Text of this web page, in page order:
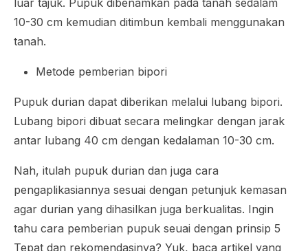
10-30 cm kemudian ditimbun kembali menggunakan
tanah.
Metode pemberian bipori
Pupuk durian dapat diberikan melalui lubang bipori.
Lubang bipori dibuat secara melingkar dengan jarak
antar lubang 40 cm dengan kedalaman 10-30 cm.
Nah, itulah pupuk durian dan juga cara
pengaplikasiannya sesuai dengan petunjuk kemasan
agar durian yang dihasilkan juga berkualitas. Ingin
tahu cara pemberian pupuk seuai dengan prinsip 5
Tepat dan rekomendasinya? Yuk, baca artikel yang